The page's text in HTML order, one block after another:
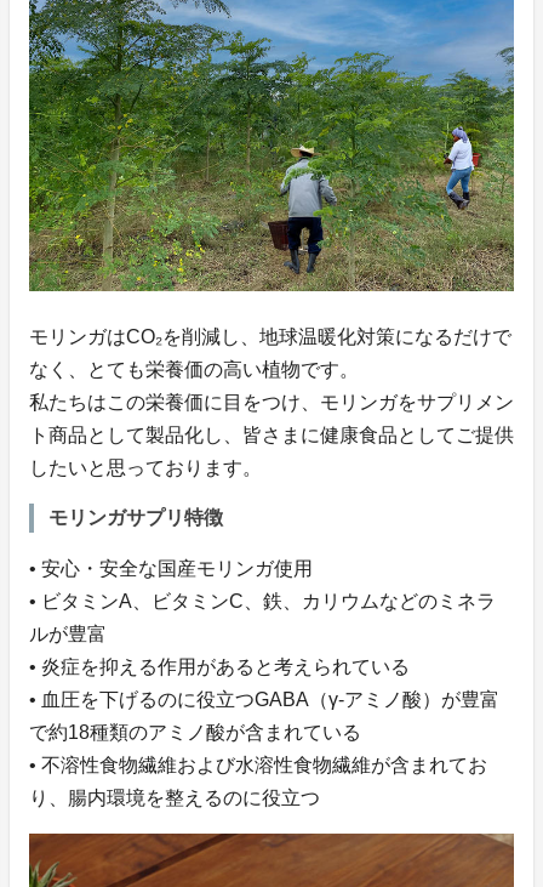
モリンガはCO₂を削減し、地球温暖化対策になるだけで
なく、とても栄養価の高い植物です。
私たちはこの栄養価に目をつけ、モリンガをサプリメン
ト商品として製品化し、皆さまに健康食品としてご提供
したいと思っております。
モリンガサプリ特徴
• 安心・安全な国産モリンガ使用
• ビタミンA、ビタミンC、鉄、カリウムなどのミネラ
ルが豊富
• 炎症を抑える作用があると考えられている
• 血圧を下げるのに役立つGABA（γ-アミノ酸）が豊富
で約18種類のアミノ酸が含まれている
• 不溶性食物繊維および水溶性食物繊維が含まれてお
り、腸内環境を整えるのに役立つ